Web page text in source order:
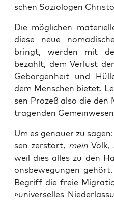
schen Sozio­lo­gen
Die mög­li­chen
die­se neue
bringt, wer­den mit
bezahlt, dem Ver­lust
Gebor­gen­heit und
dem Men­schen bie­tet.
sen Pro­zeß also die den
tra­gen­den
Um es genau­er zu
sen zer­stört, meinVolk,
weil dies alles zu den
ons­be­we­gun­gen
Begriff die freie
»uni­ver­sel­les